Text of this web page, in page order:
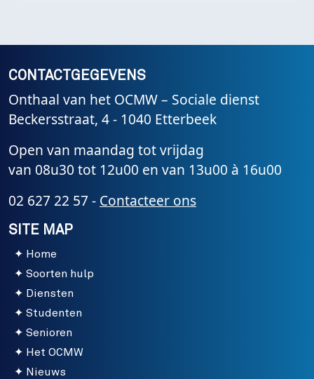
CONTACTGEGEVENS
Onthaal van het OCMW – Sociale dienst
Beckersstraat, 4 - 1040 Etterbeek
Open van maandag tot vrijdag
van 08u30 tot 12u00 en van 13u00 à 16u00
02 627 22 57 - Contacteer ons
SITE MAP
Home
Soorten hulp
Diensten
Studenten
Senioren
Het OCMW
Nieuws